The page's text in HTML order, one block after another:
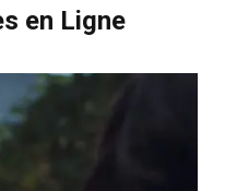
en Ligne